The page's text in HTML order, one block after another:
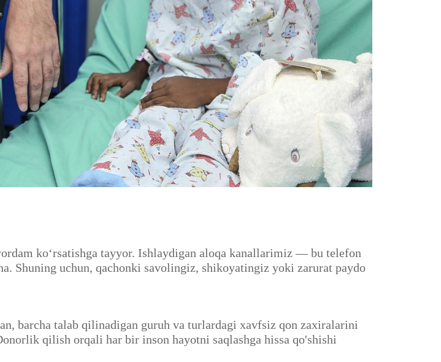
ko‘rsatishga tayyor. Ishlaydigan aloqa kanallarimiz — bu telefon
Shuning uchun, qachonki savolingiz, shikoyatingiz yoki zarurat paydo
barcha talab qilinadigan guruh va turlardagi xavfsiz qon zaxiralarini
qilish orqali har bir inson hayotni saqlashga hissa qo'shishi